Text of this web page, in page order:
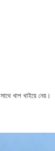
খাপ খাইয়ে নেয়।